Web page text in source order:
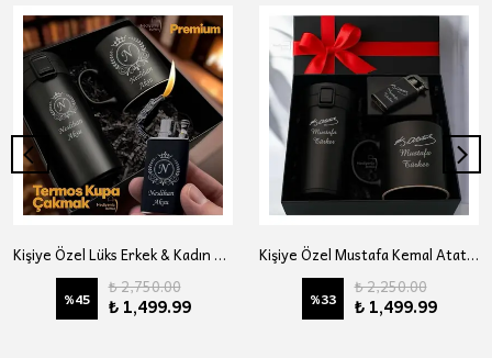
Kişiye Özel Lüks Erkek & Kadın Hediye Seti - Çelik Termos Bardak, Çakmak, Kupa - Premium Hediye Paketli
%45
₺ 2,750.00
₺ 1,499.99
Kişiye Özel Mustafa Kemal Atatürk Temalı Çelik Termos Çakmak Kupa Bardak Lüks Hediye Seti
%33
₺ 2,250.00
₺ 1,499.99